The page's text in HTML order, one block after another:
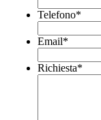
Telefono*
Email*
Richiesta*